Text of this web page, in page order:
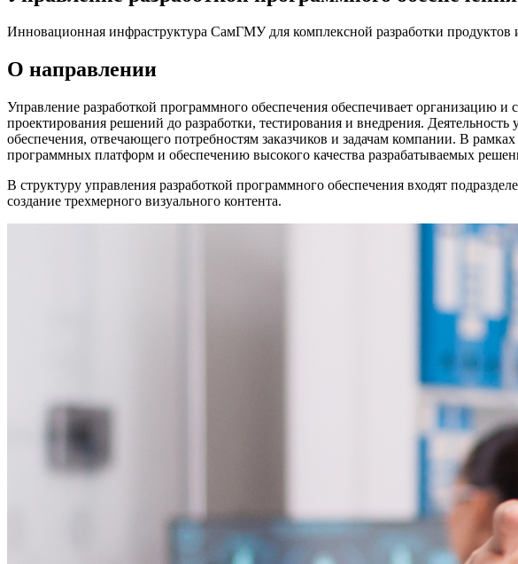
Инновационная инфраструктура СамГМУ для комплексной разработки продуктов
О направлении
Управление разработкой программного обеспечения обеспечивает
проектирования решений до разработки, тестирования и внедрения.
обеспечения, отвечающего потребностям заказчиков и задачам компании. В
программных платформ и обеспечению высокого качества разрабатываемых
В структуру управления разработкой программного обеспечения входят
создание трехмерного визуального контента.